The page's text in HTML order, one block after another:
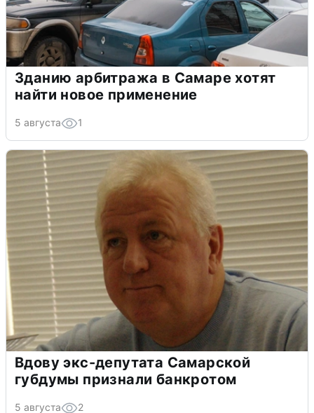
Зданию арбитража в Самаре хотят
найти новое применение
5 августа 1
Вдову экс-депутата Самарской
губдумы признали банкротом
5 августа 2